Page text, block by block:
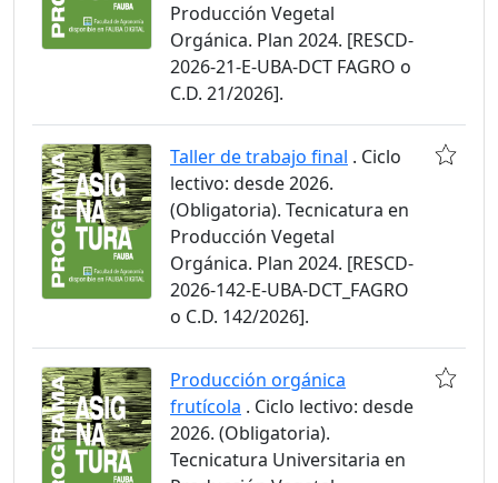
Producción Vegetal
Orgánica. Plan 2024. [RESCD-
2026-21-E-UBA-DCT FAGRO o
C.D. 21/2026].
Taller de trabajo final . Ciclo
lectivo: desde 2026.
(Obligatoria). Tecnicatura en
Producción Vegetal
Orgánica. Plan 2024. [RESCD-
2026-142-E-UBA-DCT_FAGRO
o C.D. 142/2026].
Producción orgánica
frutícola . Ciclo lectivo: desde
2026. (Obligatoria).
Tecnicatura Universitaria en